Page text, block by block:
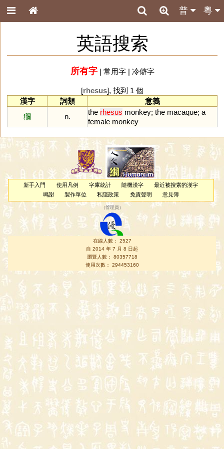
粵
普
英語搜索
所有字| 常用字| 冷僻字
[rhesus], 找到 1 個
漢字
詞類
意義
獼
n.
the rhesus monkey; the macaque; a
female monkey
新手入門 使用凡例 字庫統計 隨機漢字
最近被搜索的漢字
鳴謝
製作單位 私隱政策 免責聲明 意見簿
（管理員 ）
在線人數： 2527
自 2014 年 7 月 8 日起
瀏覽人數： 80357718
使用次數： 294453160